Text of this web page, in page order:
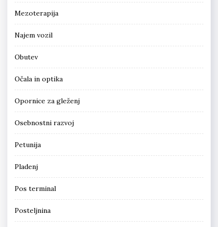
Mezoterapija
Najem vozil
Obutev
Očala in optika
Opornice za gleženj
Osebnostni razvoj
Petunija
Pladenj
Pos terminal
Posteljnina